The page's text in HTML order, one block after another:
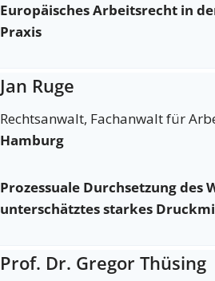
Europäisches Arbeitsrecht in
Praxis
Jan Ruge
Rechtsanwalt, Fachanwalt für
Hamburg
Prozessuale Durchsetzung des
unterschätztes starkes
Prof. Dr. Gregor Thüsing